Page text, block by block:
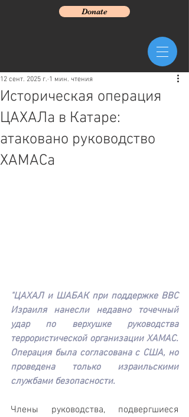
Donate
Историческая операция
ЦАХАЛа в Катаре:
атаковано руководство
ХАМАСа
12 сент. 2025 г. 1 мин. чтения
"ЦАХАЛ и ШАБАК при поддержке ВВС
Израиля нанесли недавно точечный
удар по верхушке руководства
террористической организации ХАМАС.
Операция была согласована с США, но
проведена только израильскими
службами безопасности.
Члены руководства, подвергшиеся